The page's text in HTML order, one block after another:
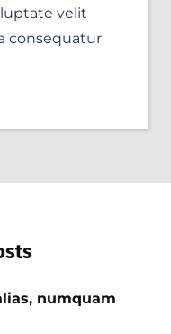
velit
consequatur
numquam